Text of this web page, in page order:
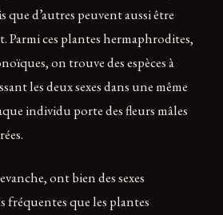
d’autres peuvent aussi être
Parmi ces plantes hermaphrodites,
on trouve des espèces à
les deux sexes dans une même
individu porte des fleurs mâles
ont bien des sexes
fréquentes que les plantes